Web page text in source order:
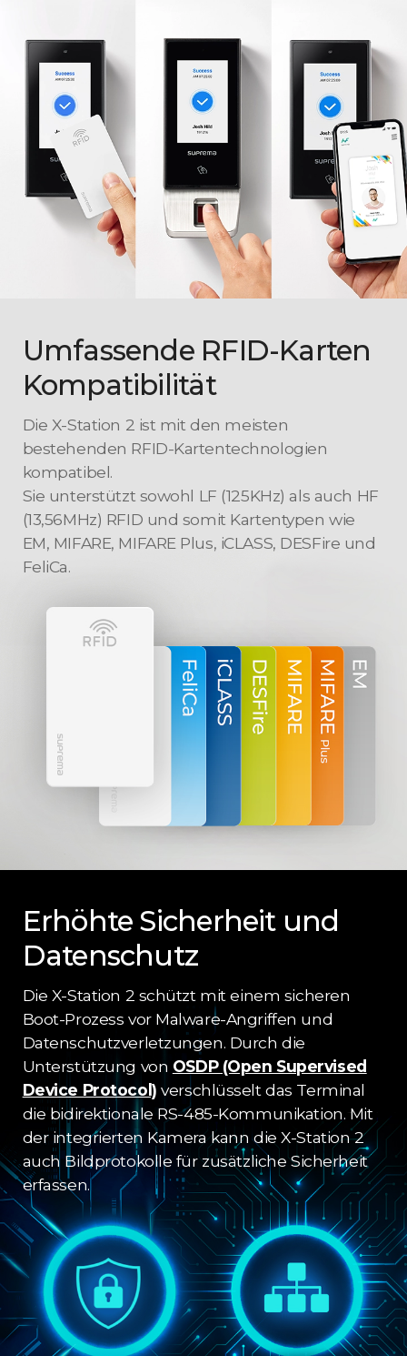
Umfassende RFID-Karten
Kompatibilität
Die X-Station 2 ist mit den meisten
bestehenden RFID-Kartentechnologien
kompatibel.
Sie unterstützt sowohl LF (125KHz) als auch HF
(13,56MHz) RFID und somit Kartentypen wie
EM, MIFARE, MIFARE Plus, iCLASS, DESFire und
FeliCa.
Erhöhte Sicherheit und
Datenschutz
Die X-Station 2 schützt mit einem sicheren
Boot-Prozess vor Malware-Angriffen und
Datenschutzverletzungen. Durch die
Unterstützung von OSDP (Open Supervised
Device Protocol) verschlüsselt das Terminal
die bidirektionale RS-485-Kommunikation. Mit
der integrierten Kamera kann die X-Station 2
auch Bildprotokolle für zusätzliche Sicherheit
erfassen.